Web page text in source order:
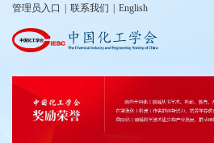
管理员入口 联系我们 English